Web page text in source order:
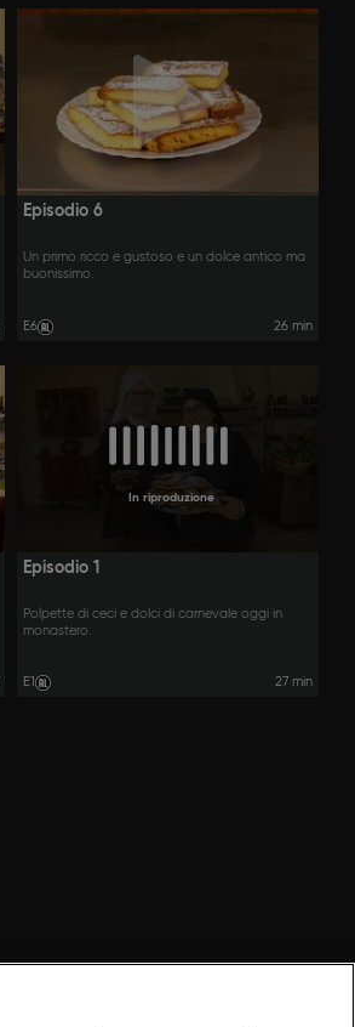
Episodio 6
Un primo ricco e gustoso e un dolce antico ma
buonissimo.
E6 26 min
In riproduzione
Episodio 1
Polpette di ceci e dolci di carnevale oggi in
monastero.
E1 27 min